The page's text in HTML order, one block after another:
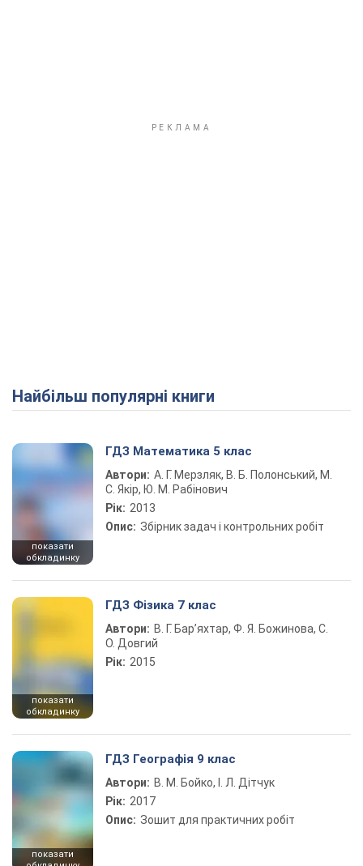
Найбільш популярні книги
показати
обкладинку
ГДЗ Математика 5 клас
Автори: А. Г. Мерзляк, В. Б. Полонський, М.
С. Якір, Ю. М. Рабінович
Рік: 2013
Опис: Збірник задач і контрольних робіт
показати
обкладинку
ГДЗ Фізика 7 клас
Автори: В. Г. Бар’яхтар, Ф. Я. Божинова, С.
О. Довгий
Рік: 2015
показати
ГДЗ Географія 9 клас
Автори: В. М. Бойко, І. Л. Дітчук
Рік: 2017
Опис: Зошит для практичних робіт